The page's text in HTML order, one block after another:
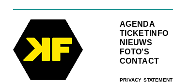
AGENDA
TICKETINFO
NIEUWS
FOTO'S
CONTACT
PRIVACY STATEMENT